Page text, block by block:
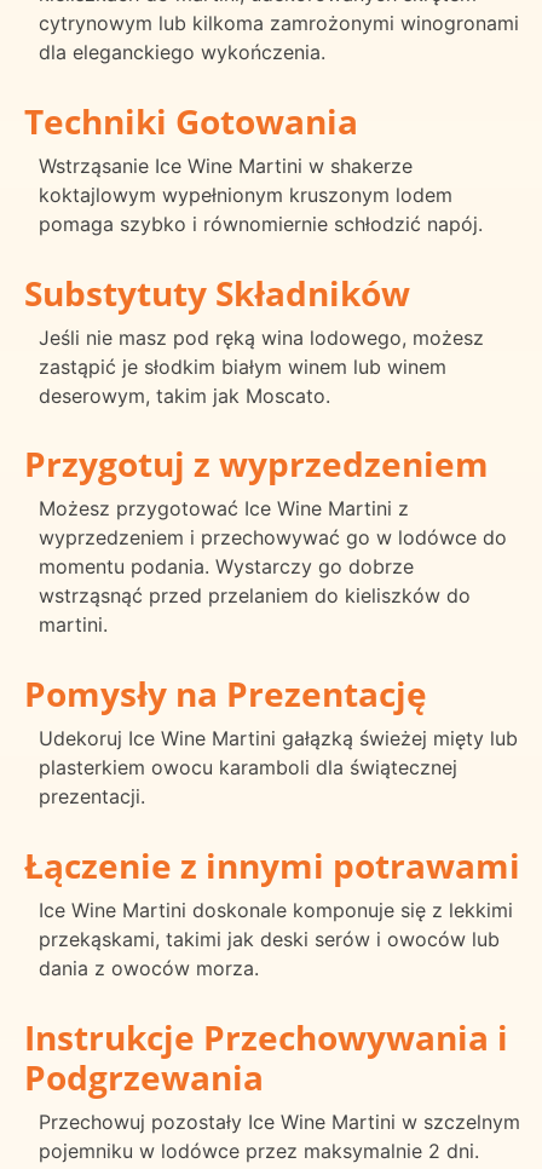
cytrynowym lub kilkoma zamrożonymi winogronami
dla eleganckiego wykończenia.
Techniki Gotowania
Wstrząsanie Ice Wine Martini w shakerze
koktajlowym wypełnionym kruszonym lodem
pomaga szybko i równomiernie schłodzić napój.
Substytuty Składników
Jeśli nie masz pod ręką wina lodowego, możesz
zastąpić je słodkim białym winem lub winem
deserowym, takim jak Moscato.
Przygotuj z wyprzedzeniem
Możesz przygotować Ice Wine Martini z
wyprzedzeniem i przechowywać go w lodówce do
momentu podania. Wystarczy go dobrze
wstrząsnąć przed przelaniem do kieliszków do
martini.
Pomysły na Prezentację
Udekoruj Ice Wine Martini gałązką świeżej mięty lub
plasterkiem owocu karamboli dla świątecznej
prezentacji.
Łączenie z innymi potrawami
Ice Wine Martini doskonale komponuje się z lekkimi
przekąskami, takimi jak deski serów i owoców lub
dania z owoców morza.
Instrukcje Przechowywania i
Podgrzewania
Przechowuj pozostały Ice Wine Martini w szczelnym
pojemniku w lodówce przez maksymalnie 2 dni.